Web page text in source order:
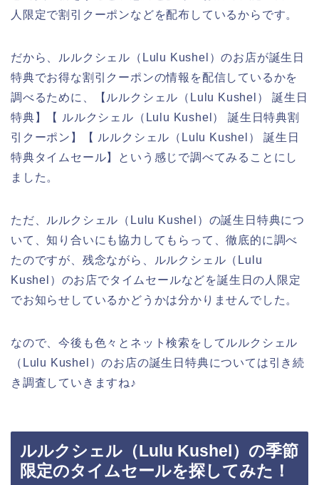
人限定で割引クーポンなどを配布しているからです。
だから、ルルクシェル（Lulu Kushel）のお店が誕生日
特典でお得な割引クーポンの情報を配信しているかを
調べるために、【ルルクシェル（Lulu Kushel） 誕生日
特典】【 ルルクシェル（Lulu Kushel） 誕生日特典割
引クーポン】【 ルルクシェル（Lulu Kushel） 誕生日
特典タイムセール】という感じで調べてみることにし
ました。
ただ、ルルクシェル（Lulu Kushel）の誕生日特典につ
いて、知り合いにも協力してもらって、徹底的に調べ
たのですが、残念ながら、ルルクシェル（Lulu
Kushel）のお店でタイムセールなどを誕生日の人限定
でお知らせしているかどうかは分かりませんでした。
なので、今後も色々とネット検索をしてルルクシェル
（Lulu Kushel）のお店の誕生日特典については引き続
き調査していきますね♪
ルルクシェル（Lulu Kushel）の季節
限定のタイムセールを探してみた！